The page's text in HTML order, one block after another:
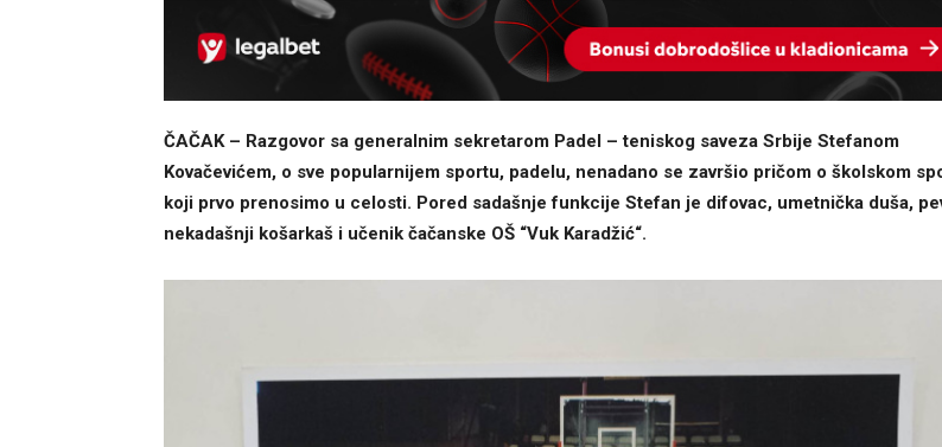
ČAČAK – Razgovor sa generalnim sekretarom Padel – teniskog saveza Srbije Stefanom
Kovačevićem, o sve popularnijem sportu, padelu, nenadano se završio pričom o školskom
koji prvo prenosimo u celosti. Pored sadašnje funkcije Stefan je difovac, umetnička duša,
nekadašnji košarkaš i učenik čačanske OŠ “Vuk Karadžić“.